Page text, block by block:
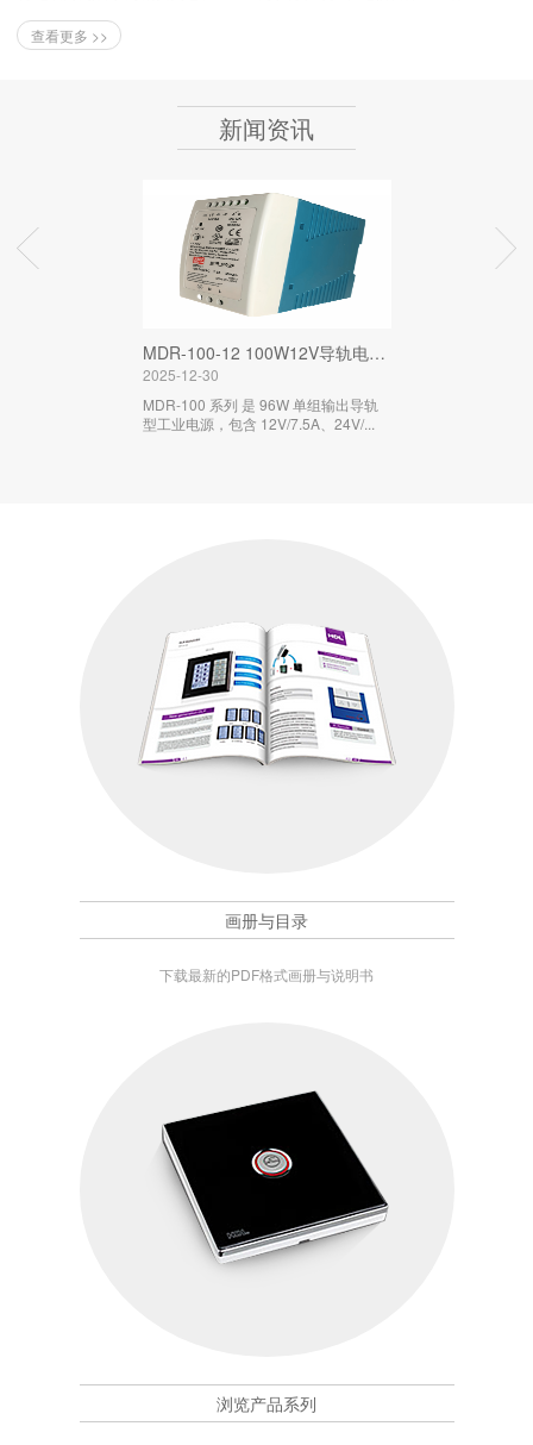
查看更多 >>
新闻资讯
MDR-100-12 100W12V导轨电源 导
2025-12-30
MDR-100 系列 是 96W 单组输出导轨
型工业电源，包含 12V/7.5A、24V/...
画册与目录
下载最新的PDF格式画册与说明书
浏览产品系列